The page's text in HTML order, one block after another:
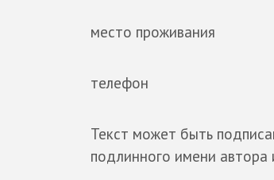
место проживания
телефон
Текст может быть
подлинного имени